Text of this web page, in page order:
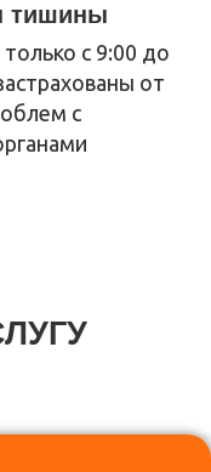
тишины
с 9:00 до
от
с